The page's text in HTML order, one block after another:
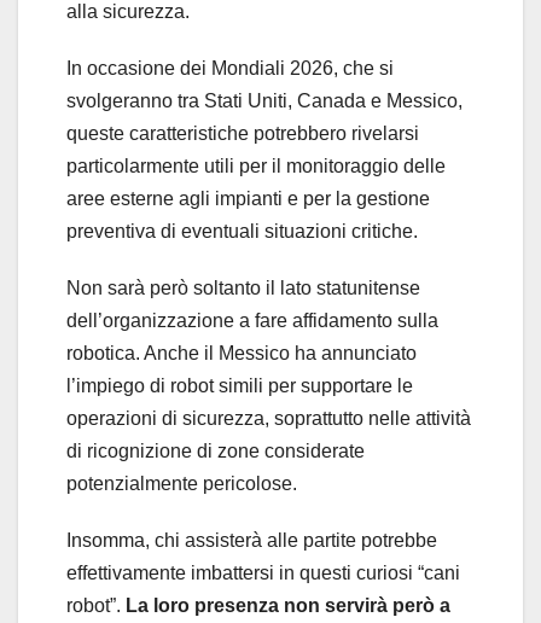
alla sicurezza.
In occasione dei Mondiali 2026, che si
svolgeranno tra Stati Uniti, Canada e Messico,
queste caratteristiche potrebbero rivelarsi
particolarmente utili per il monitoraggio delle
aree esterne agli impianti e per la gestione
preventiva di eventuali situazioni critiche.
Non sarà però soltanto il lato statunitense
dell’organizzazione a fare affidamento sulla
robotica. Anche il Messico ha annunciato
l’impiego di robot simili per supportare le
operazioni di sicurezza, soprattutto nelle attività
di ricognizione di zone considerate
potenzialmente pericolose.
Insomma, chi assisterà alle partite potrebbe
effettivamente imbattersi in questi curiosi “cani
robot”. La loro presenza non servirà però a